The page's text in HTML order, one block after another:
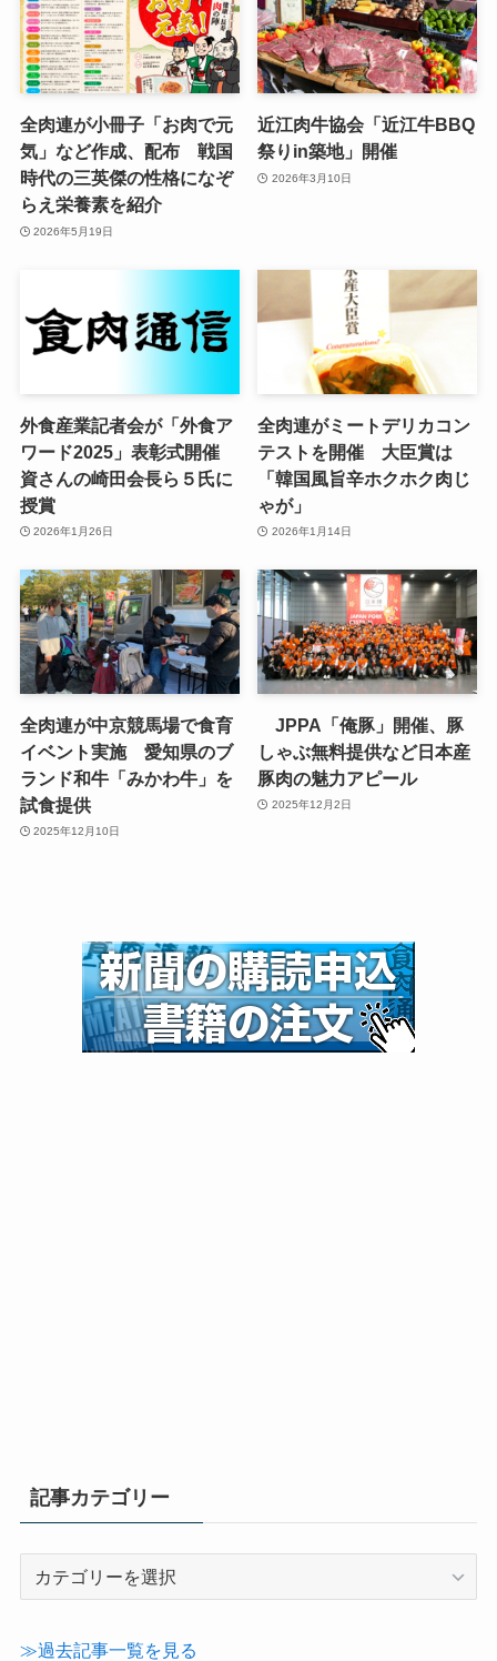
全肉連が小冊子「お肉で元
気」など作成、配布 戦国
時代の三英傑の性格になぞ
らえ栄養素を紹介
2026年5月19日
近江肉牛協会「近江牛BBQ
祭りin築地」開催
2026年3月10日
外食産業記者会が「外食ア
ワード2025」表彰式開催
資さんの崎田会長ら５氏に
授賞
2026年1月26日
全肉連がミートデリカコン
テストを開催 大臣賞は
「韓国風旨辛ホクホク肉じ
ゃが」
2026年1月14日
全肉連が中京競馬場で食育
イベント実施 愛知県のブ
ランド和牛「みかわ牛」を
試食提供
2025年12月10日
JPPA「俺豚」開催、豚
しゃぶ無料提供など日本産
豚肉の魅力アピール
2025年12月2日
記事カテゴリー
テ
≫過去記事一覧を見る